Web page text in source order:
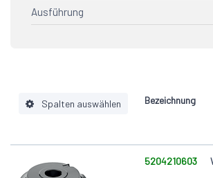
Aigner
Ausführung
Spalten auswählen
Bohrung (d) [mm]
Bezeichnung
5204210603